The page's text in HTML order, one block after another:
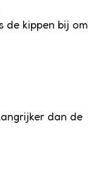
de kippen bij om
dan de